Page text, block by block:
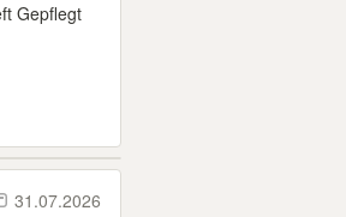
Gepflegt
31.07.2026